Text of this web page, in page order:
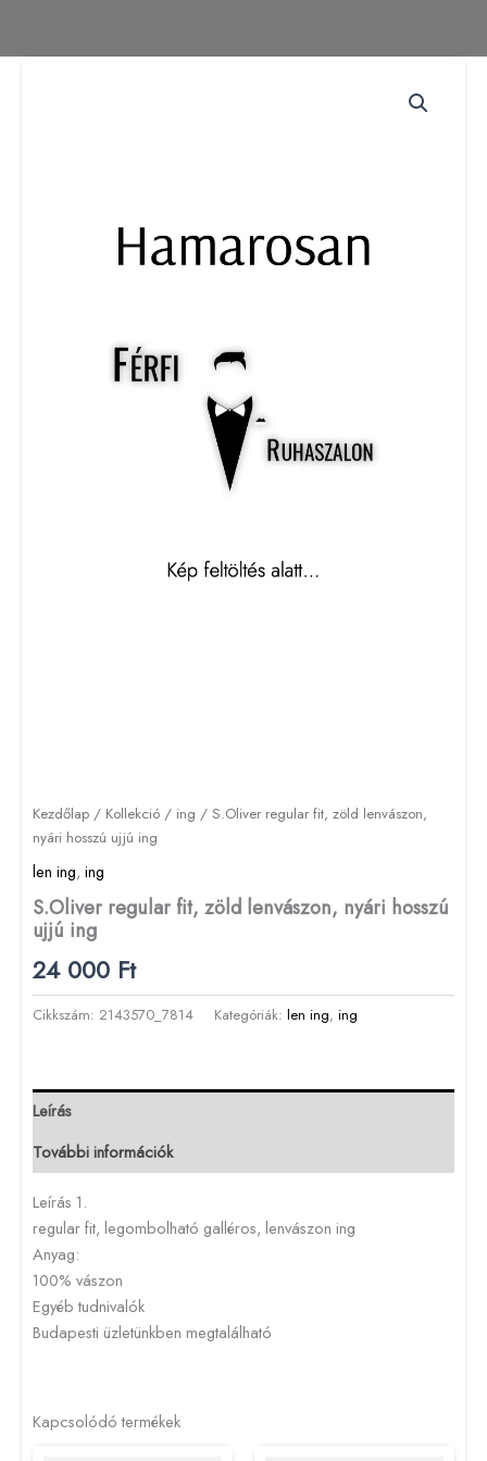
Kezdőlap / Kollekció / ing / S.Oliver regular fit, zöld lenvászon,
nyári hosszú ujjú ing
len ing, ing
S.Oliver regular fit, zöld lenvászon, nyári hosszú
ujjú ing
24 000 Ft
Cikkszám: 2143570_7814 Kategóriák: len ing, ing
Leírás
További információk
Leírás 1.
regular fit, legombolható galléros, lenvászon ing
Anyag:
100% vászon
Egyéb tudnivalók
Budapesti üzletünkben megtalálható
Kapcsolódó termékek